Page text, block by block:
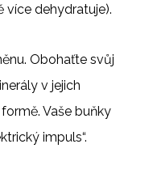
více dehydratuje).
Obohaťte svůj
v jejich
Vaše buňky
impuls“.